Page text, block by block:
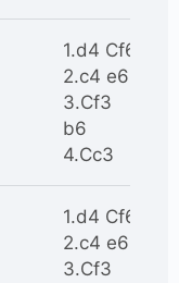
1.d4 Cf6
2.c4 e6
3.Cf3
b6
4.Cc3
1.d4 Cf6
2.c4 e6
3.Cf3